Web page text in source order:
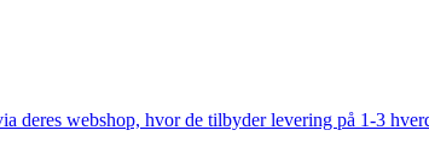
deres webshop, hvor de tilbyder levering på 1-3